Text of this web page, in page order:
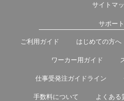
サイトマ
サポート
ご利用ガイド はじめての方へ
ワーカー用ガイド
仕事受発注ガイドライン
手数料について よくある